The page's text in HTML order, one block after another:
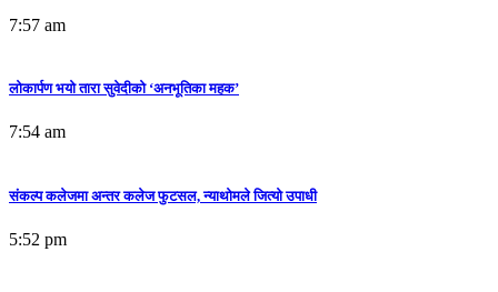
7:57 am
लोकार्पण भयो तारा सुवेदीको ‘अनभूतिका महक’
7:54 am
संकल्प कलेजमा अन्तर कलेज फुटसल, न्याथोमले जित्यो उपाधी
5:52 pm